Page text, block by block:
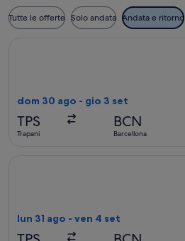
Tutte le offerte Solo andata Andata e ritorno
dom 30 ago - gio 3 set
TPS
Trapani
BCN
Barcellona
lun 31 ago - ven 4 set